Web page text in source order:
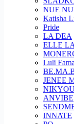
NUE
Katisha
Pride
LA DEA
ELLE
Luli Fama
JENEE
ANVIBE
INNATE